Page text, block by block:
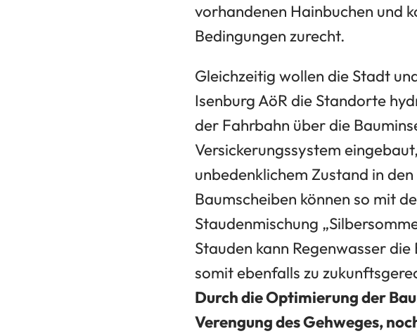
vorhandenen Hainbuchen und
Bedingungen zurecht.
Gleichzeitig wollen die Stadt
Isenburg AöR die Standorte
der Fahrbahn über die
Versickerungssystem
unbedenklichem Zustand in
Baumscheiben können so mit
Staudenmischung
Stauden kann Regenwasser
somit ebenfalls zu
Durch die Optimierung der
Verengung des Gehweges,